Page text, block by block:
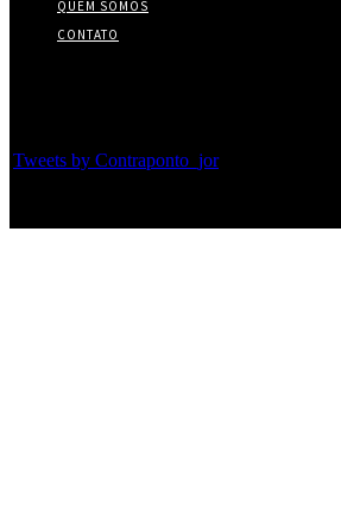
QUEM SOMOS
CONTATO
Tweets by Contraponto_jor